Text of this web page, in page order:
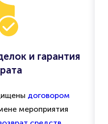
и гарантия
договором
мероприятия